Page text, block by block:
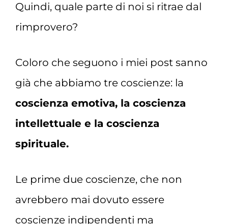
Quindi, quale parte di noi si ritrae dal
rimprovero?
Coloro che seguono i miei post sanno
già che abbiamo tre coscienze: la
coscienza emotiva, la coscienza
intellettuale e la coscienza
spirituale.
Le prime due coscienze, che non
avrebbero mai dovuto essere
coscienze indipendenti ma